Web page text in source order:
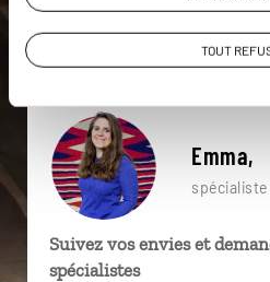
TOUT
Baleine
Emma,
spécialiste
Suivez vos envies et
spécialistes